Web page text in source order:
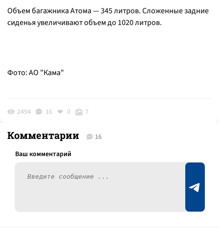
Объем багажника Атома — 345 литров. Сложенные задние
сиденья увеличивают объем до 1020 литров.
Фото: АО "Кама"
2494 16 0 7
Комментарии 16